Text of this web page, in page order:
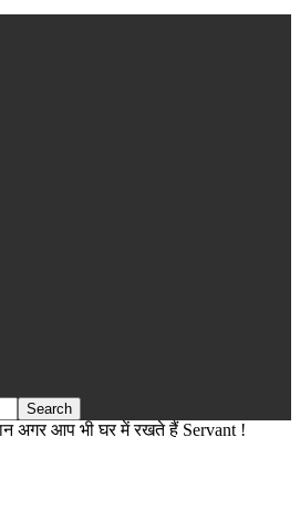
अगर आप भी घर में रखते हैं Servant !